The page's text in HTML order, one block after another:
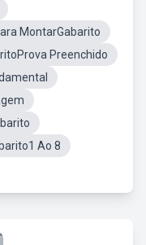
MontarGabarito
Preenchido
Ao 8